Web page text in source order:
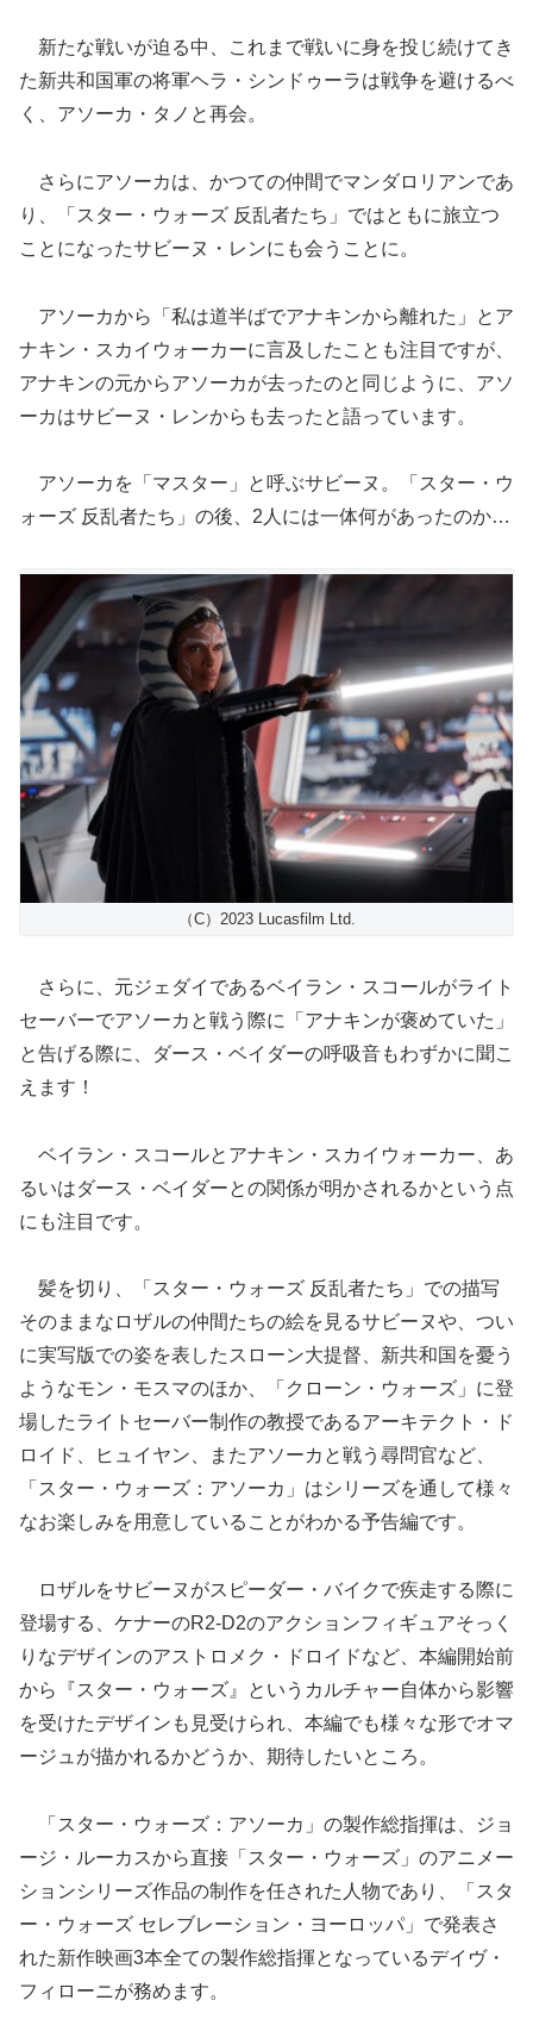
新たな戦いが迫る中、これまで戦いに身を投じ続けてき
た新共和国軍の将軍ヘラ・シンドゥーラは戦争を避けるべ
く、アソーカ・タノと再会。
さらにアソーカは、かつての仲間でマンダロリアンであ
り、「スター・ウォーズ 反乱者たち」ではともに旅立つ
ことになったサビーヌ・レンにも会うことに。
アソーカから「私は道半ばでアナキンから離れた」とア
ナキン・スカイウォーカーに言及したことも注目ですが、
アナキンの元からアソーカが去ったのと同じように、アソ
ーカはサビーヌ・レンからも去ったと語っています。
アソーカを「マスター」と呼ぶサビーヌ。「スター・ウ
ォーズ 反乱者たち」の後、2人には一体何があったのか…
（C）2023 Lucasfilm Ltd.
さらに、元ジェダイであるベイラン・スコールがライト
セーバーでアソーカと戦う際に「アナキンが褒めていた」
と告げる際に、ダース・ベイダーの呼吸音もわずかに聞こ
えます！
ベイラン・スコールとアナキン・スカイウォーカー、あ
るいはダース・ベイダーとの関係が明かされるかという点
にも注目です。
髪を切り、「スター・ウォーズ 反乱者たち」での描写
そのままなロザルの仲間たちの絵を見るサビーヌや、つい
に実写版での姿を表したスローン大提督、新共和国を憂う
ようなモン・モスマのほか、「クローン・ウォーズ」に登
場したライトセーバー制作の教授であるアーキテクト・ド
ロイド、ヒュイヤン、またアソーカと戦う尋問官など、
「スター・ウォーズ：アソーカ」はシリーズを通して様々
なお楽しみを用意していることがわかる予告編です。
ロザルをサビーヌがスピーダー・バイクで疾走する際に
登場する、ケナーのR2-D2のアクションフィギュアそっく
りなデザインのアストロメク・ドロイドなど、本編開始前
から『スター・ウォーズ』というカルチャー自体から影響
を受けたデザインも見受けられ、本編でも様々な形でオマ
ージュが描かれるかどうか、期待したいところ。
「スター・ウォーズ：アソーカ」の製作総指揮は、ジョ
ージ・ルーカスから直接「スター・ウォーズ」のアニメー
ションシリーズ作品の制作を任された人物であり、「スタ
ー・ウォーズ セレブレーション・ヨーロッパ」で発表さ
れた新作映画3本全ての製作総指揮となっているデイヴ・
フィローニが務めます。